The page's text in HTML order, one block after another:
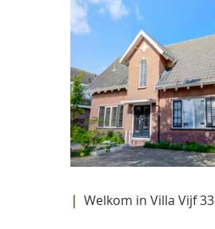
| Welkom in Villa Vijf 33